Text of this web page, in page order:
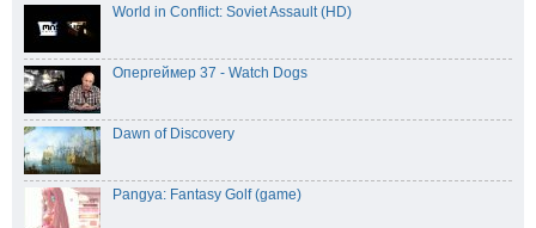
World in Conflict: Soviet Assault (HD)
Опергеймер 37 - Watch Dogs
Dawn of Discovery
Pangya: Fantasy Golf (game)